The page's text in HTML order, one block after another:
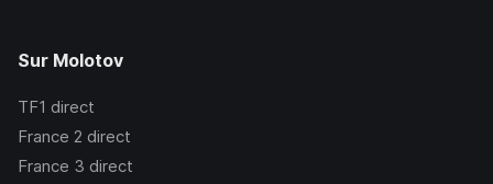
Sur Molotov
TF1 direct
France 2 direct
France 3 direct